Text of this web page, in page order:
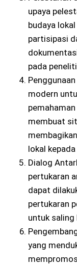
upaya
budaya
partisipasi
pada
modern
membuat
lokal
Dialog
pertukaran
dapat
pertukaran
untuk saling
yang